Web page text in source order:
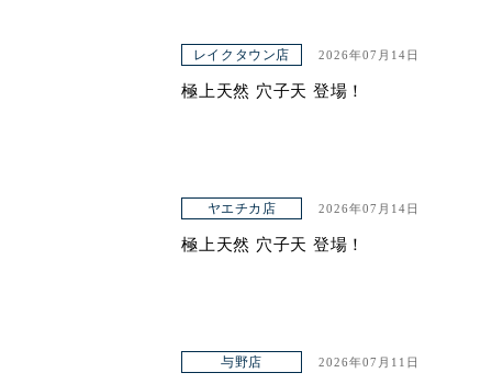
レイクタウン店 2026年07月14日
極上天然 穴子天 登場！
ヤエチカ店 2026年07月14日
極上天然 穴子天 登場！
与野店 2026年07月11日